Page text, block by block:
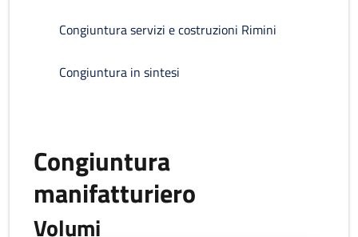
Congiuntura servizi e costruzioni Rimini
Congiuntura in sintesi
Congiuntura
manifatturiero
Volumi